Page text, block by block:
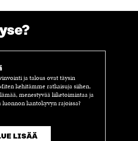
ja talous ovat täysin
kehitämme ratkaisuja siihen,
menestyvää liiketoimintaa ja
kantokyvyn rajoissa?
LISÄÄ